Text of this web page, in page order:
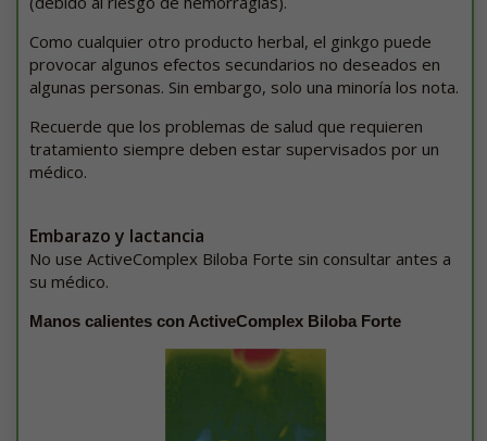
Como cualquier otro producto herbal, el ginkgo puede
provocar algunos efectos secundarios no deseados en
algunas personas. Sin embargo, solo una minoría los nota.
Recuerde que los problemas de salud que requieren
tratamiento siempre deben estar supervisados por un
médico.
Embarazo y lactancia
No use ActiveComplex Biloba Forte sin consultar antes a
su médico.
Manos calientes con ActiveComplex Biloba Forte